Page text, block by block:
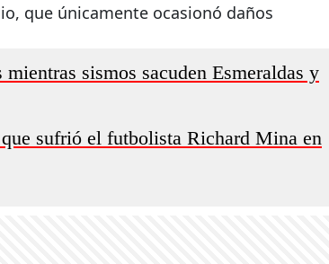
que únicamente ocasionó daños
sismos sacuden Esmeraldas y
sufrió el futbolista Richard Mina en